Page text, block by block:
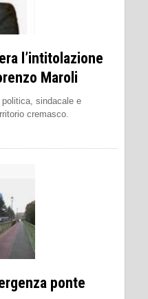
l’intitolazione
Maroli
sindacale e
cremasco.
ponte